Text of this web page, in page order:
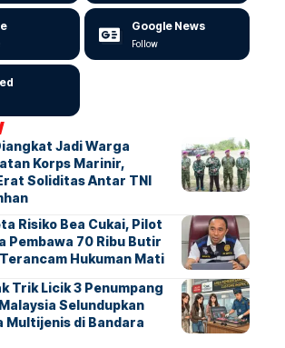
Google News
Follow
Jadi Warga
Korps Marinir,
Soliditas Antar TNI
Risiko Bea Cukai, Pilot
Pembawa 70 Ribu Butir
Hukuman Mati
Trik Licik 3 Penumpang
Selundupkan
Multijenis di Bandara